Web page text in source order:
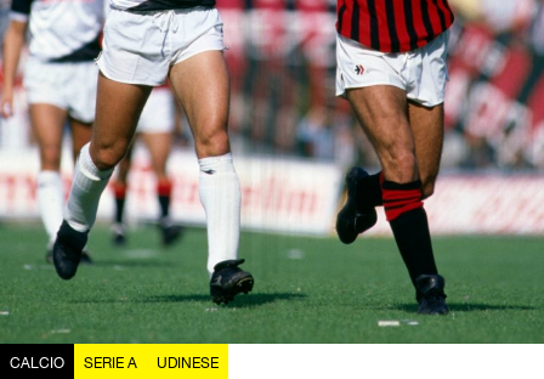
CALCIO SERIE A UDINESE